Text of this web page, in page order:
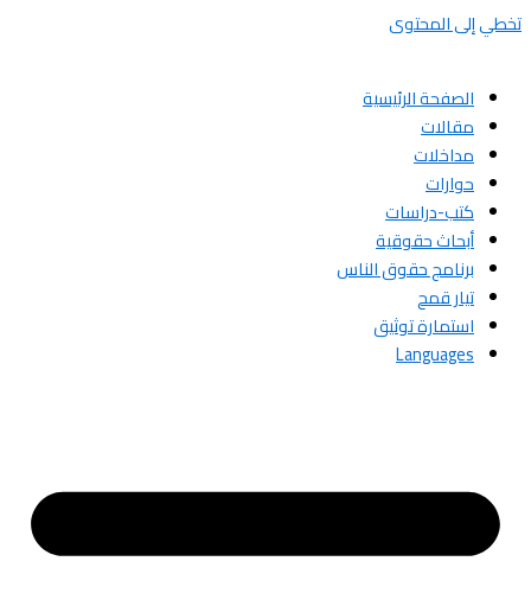
تخطي إلى المحتوى
الصفحة الرئيسية
مقالات
مداخلات
حوارات
كتب-دراسات
أبحاث حقوقية
برنامج حقوق الناس
تيار قمح
استمارة توثيق
Languages